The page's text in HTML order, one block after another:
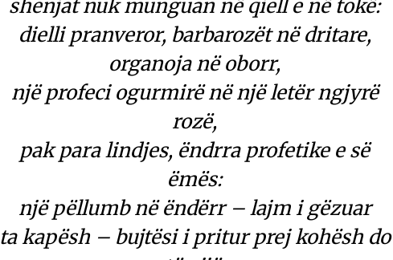
shenjat nuk munguan në qiell e në tokë:
dielli pranveror, barbarozët në dritare,
organoja në oborr,
një profeci ogurmirë në një letër ngjyrë
rozë,
pak para lindjes, ëndrra profetike e së
ëmës:
një pëllumb në ëndërr – lajm i gëzuar
ta kapësh – bujtësi i pritur prej kohësh do